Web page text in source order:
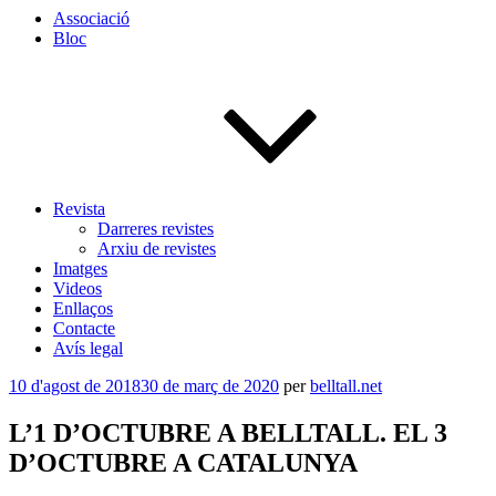
Associació
Bloc
Revista
Darreres revistes
Arxiu de revistes
Imatges
Videos
Enllaços
Contacte
Avís legal
Publicat
10 d'agost de 201830 de març de 2020 perbelltall.net
L’1 D’OCTUBRE A BELLTALL. EL 3
D’OCTUBRE A CATALUNYA